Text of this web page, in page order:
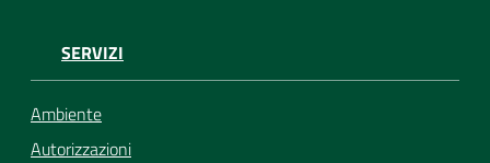
SERVIZI
Ambiente
Autorizzazioni